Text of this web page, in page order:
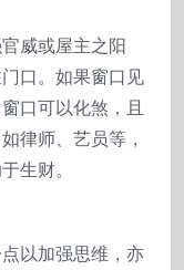
威或屋主之阳
口。如果窗口见
口可以化煞，且
律师、艺员等，
生财。
以加强思维，亦